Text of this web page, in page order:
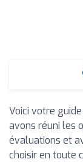
Voici votre
avons réuni les
évaluations et
choisir en toute